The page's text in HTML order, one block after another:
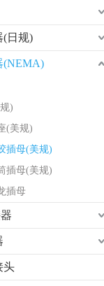
(日规)
(NEMA)
)
(美规)
插母(美规)
插母(美规)
插母
头